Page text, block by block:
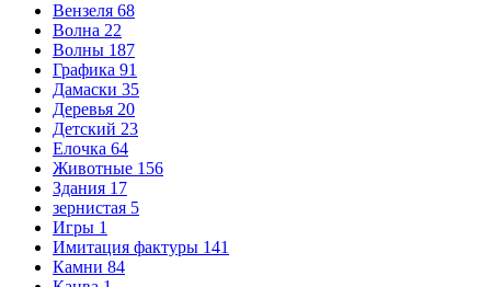
Вензеля 68
Волна 22
Волны 187
Графика 91
Дамаски 35
Деревья 20
Детский 23
Елочка 64
Животные 156
Здания 17
зернистая 5
Игры 1
Имитация фактуры 141
Камни 84